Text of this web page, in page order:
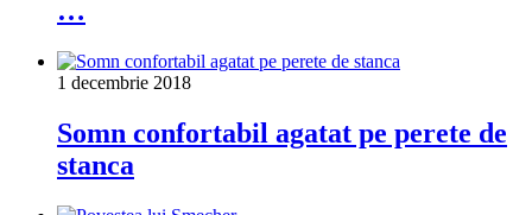
…
1 decembrie 2018
Somn confortabil agatat pe perete de
stanca